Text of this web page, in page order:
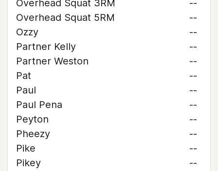
Overhead Squat 3RM
--
Overhead Squat 5RM
--
Ozzy
--
Partner Kelly
--
Partner Weston
--
Pat
--
Paul
--
Paul Pena
--
Peyton
--
Pheezy
--
Pike
--
Pikey
--